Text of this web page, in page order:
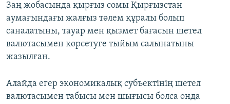
Заң жобасында қырғыз сомы Қырғызстан
аумағындағы жалғыз төлем құралы болып
саналатыны, тауар мен қызмет бағасын шетел
валютасымен көрсетуге тыйым салынатыны
жазылған.
Алайда егер экономикалық субъектінің шетел
валютасымен табысы мен шығысы болса онда